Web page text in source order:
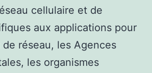
cellulaire et de
aux applications pour
réseau, les Agences
les organismes